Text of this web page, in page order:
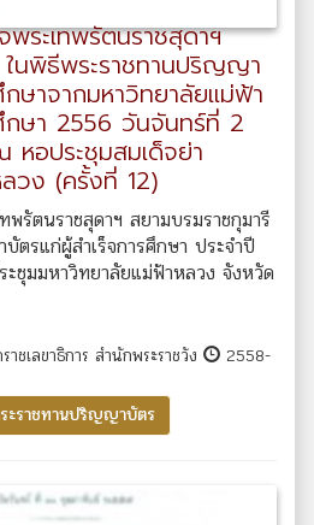
พระเทพรัตนราชสุดาฯ
ในพิธีพระราชทานปริญญา
กษาจากมหาวิทยาลัยแม่ฟ้า
กษา 2556 วันจันทร์ที่ 2
อประชุมสมเด็จย่า
วง (ครั้งที่ 12)
พรัตนราชสุดาฯ สยามบรมราชกุมารี
รแก่ผู้สำเร็จการศึกษา ประจำปี
ชุมมหาวิทยาลัยแม่ฟ้าหลวง จังหวัด
าชเลขาธิการ สำนักพระราชวัง
2558-
ะราชทานปริญญาบัตร